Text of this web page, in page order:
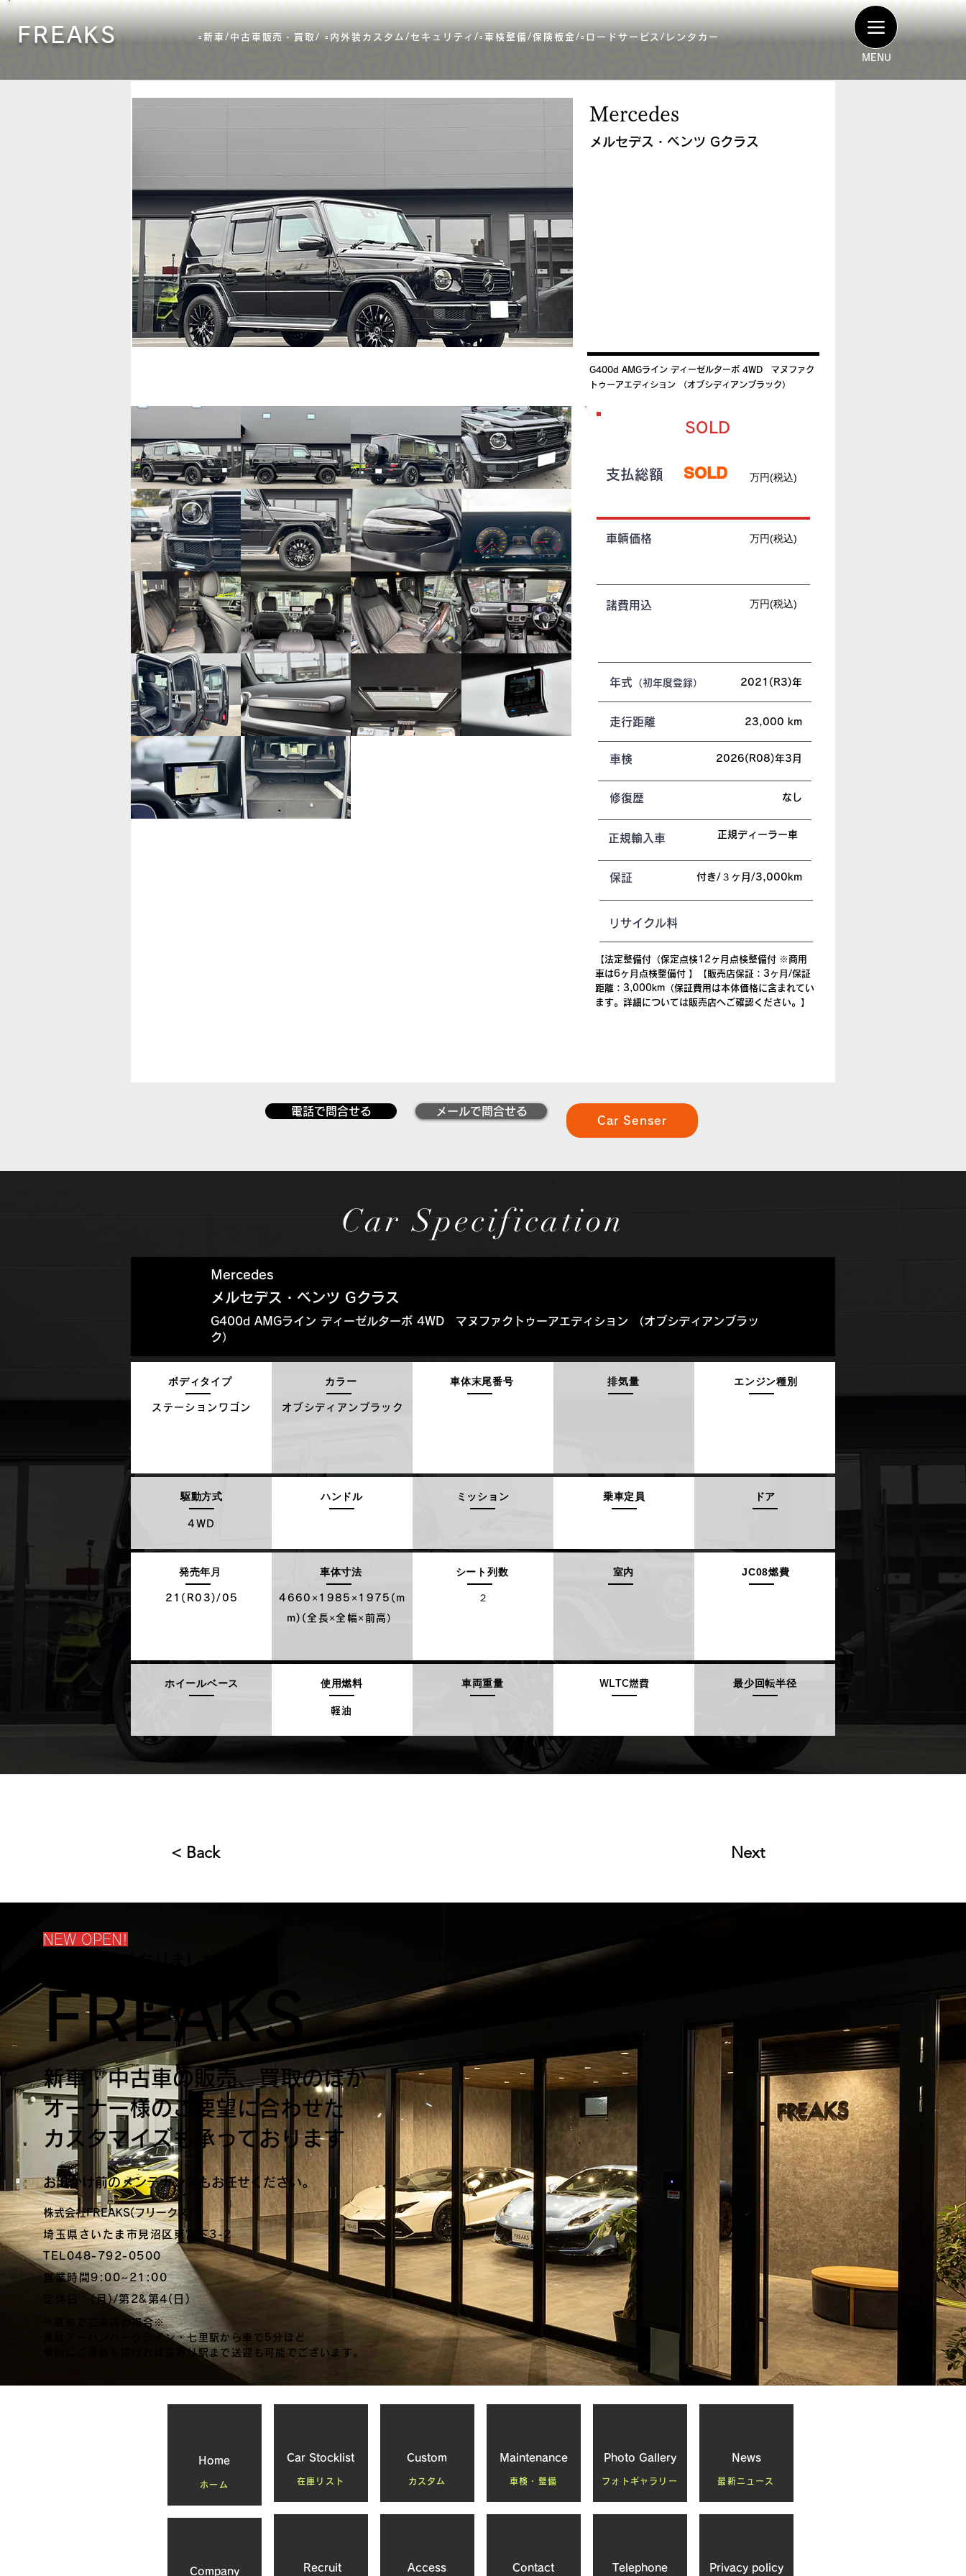
FREAKS ▫️新車/中古車販売・買取/ ▫️内外装カスタム/セキュリティ/▫️車検整備/保険板金/▫️ロードサービス/レンタカー
MENU
Mercedes
メルセデス・ベンツ Gクラス
G400d AMGライン ディーゼルターボ 4WD マヌファク
トゥーアエディション （オブシディアンブラック）
SOLD
​支払総額 SOLD 万円(税込)
​車輌価格 万円(税込)
諸費用込 万円(税込)
年式 （初年度登録） 2021(R3)年
走行距離 23,000 km
車検 2026(R08)年3月
修復歴 なし
​正規輸入車 正規ディーラー車
保証 付き/３ヶ月/3,000km
リサイクル料
【法定整備付（保定点検12ヶ月点検整備付 ※商用
車は6ヶ月点検整備付 】【販売店保証：3ヶ月/保証
距離：3,000km（保証費用は本体価格に含まれてい
ます。詳細については販売店へご確認ください。】
電話で問合せる
メールで問合せる
Car Senser
Car Specification
Mercedes
メルセデス・ベンツ Gクラス
G400d AMGライン ディーゼルターボ 4WD マヌファクトゥーアエディション （オブシディアンブラッ
ク）
ボディタイプ
ステーションワゴン
カラー
オブシディアンブラック
車体末尾番号 排気量 エンジン種別
駆動方式
4WD
ハンドル ミッション 乗車定員 ドア
発売年月
21(R03)/05
車体寸法
4660×1985×1975(m
m)(全長×全幅×前高）
シート列数
２
室内 JC08燃費
ホイールベース 使用燃料
軽油
車両重量 WLTC燃費 最少回転半径
< Back Next
NEW OPEN!
FREAKS
新車・中古車の販売、買取のほか
オーナー様のご要望に合わせた
​カスタマイズも承っております
お出かけ前のメンテナンスもお任せください。
株式会社FREAKS(フリークス)
埼玉県さいたま市見沼区東宮下3-2
TEL048-792-0500
営業時間9:00~21:00
定休日：(月)/第2&第4(日)
※電車でご来店の場合※
東武アーバンパークライン・七里駅から車で5分ほど
事前にご連絡を頂ければ最寄り駅まで送迎も可能でございます。
Home
ホーム
Company
Car Stocklist
在庫リスト
Recruit
Custom
カスタム
Access
Maintenance
車検・整備
Contact
Photo Gallery
フォトギャラリー
Telephone
News
最新ニュース
Privacy policy